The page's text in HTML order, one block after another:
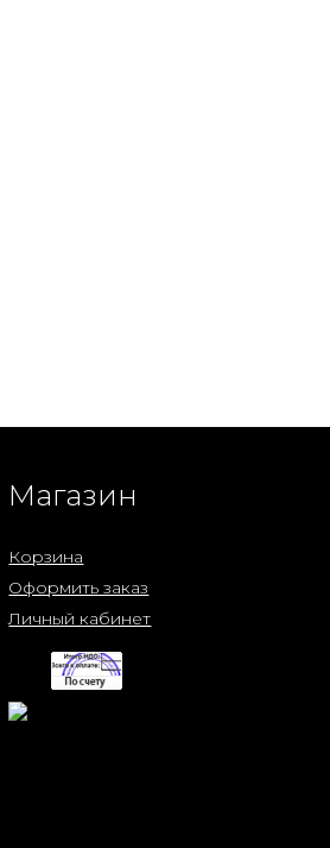
Магазин
Корзина
Оформить заказ
Личный кабинет